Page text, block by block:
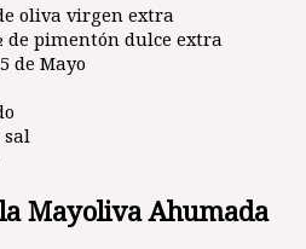
oliva virgen extra
de pimentón dulce extra
de Mayo
Mayoliva Ahumada